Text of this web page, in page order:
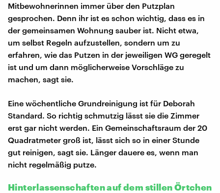
Mitbewohnerinnen immer über den Putzplan
gesprochen. Denn ihr ist es schon wichtig, dass es in
der gemeinsamen Wohnung sauber ist. Nicht etwa,
um selbst Regeln aufzustellen, sondern um zu
erfahren, wie das Putzen in der jeweiligen WG geregelt
ist und um dann möglicherweise Vorschläge zu
machen, sagt sie.
Eine wöchentliche Grundreinigung ist für Deborah
Standard. So richtig schmutzig lässt sie die Zimmer
erst gar nicht werden. Ein Gemeinschaftsraum der 20
Quadratmeter groß ist, lässt sich so in einer Stunde
gut reinigen, sagt sie. Länger dauere es, wenn man
nicht regelmäßig putze.
Hinterlassenschaften auf dem stillen Örtchen